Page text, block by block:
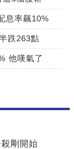
息率飆10%
跌263點
他嘆氣了
剛開始